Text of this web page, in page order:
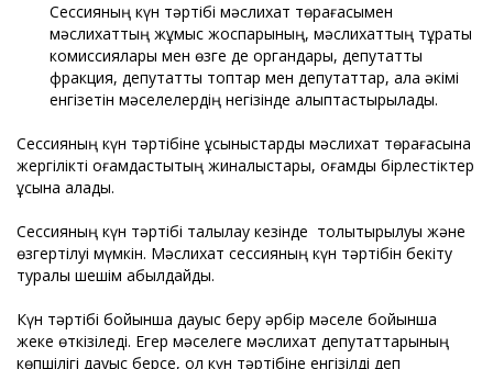
Сессияның күн тәртібі мәслихат төрағасымен
мәслихаттың жұмыс жоспарының, мәслихаттың тұрақты
комиссиялары мен өзге де органдары, депутаттық
фракция, депутаттық топтар мен депутаттар, қала әкімі
енгізетін мәселелердің негізінде қалыптастырылады.
Сессияның күн тәртібіне ұсыныстарды мәслихат төрағасына
жергілікті қоғамдастықтың жиналыстары, қоғамдық бірлестіктер
ұсына алады.
Сессияның күн тәртібі талқылау кезінде толықтырылуы және
өзгертілуі мүмкін. Мәслихат сессияның күн тәртібін бекіту
туралы шешім қабылдайды.
Күн тәртібі бойынша дауыс беру әрбір мәселе бойынша
жеке өткізіледі. Егер мәселеге мәслихат депутаттарының
көпшілігі дауыс берсе, ол күн тәртібіне енгізілді деп